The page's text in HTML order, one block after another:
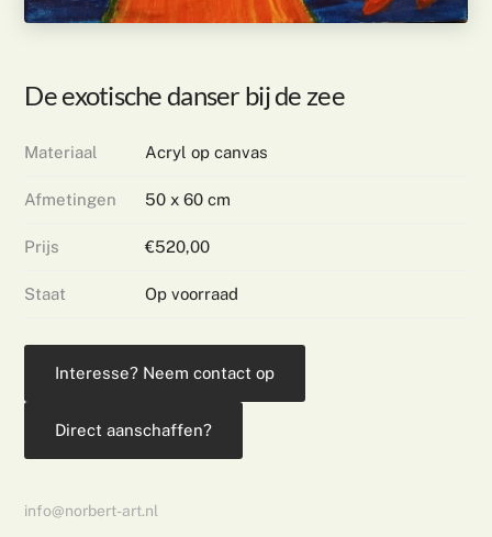
De exotische danser bij de zee
Materiaal Acryl op canvas
Afmetingen 50 x 60 cm
Prijs €520,00
Staat Op voorraad
Interesse? Neem contact op
Direct aanschaffen?
info@norbert-art.nl